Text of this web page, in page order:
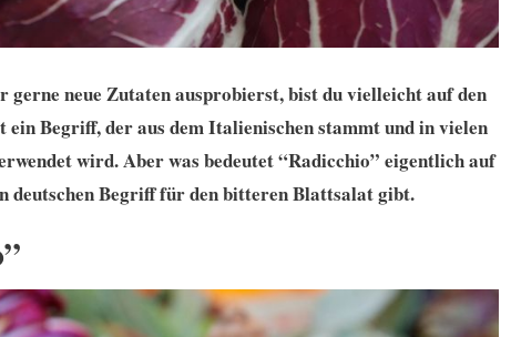
neue Zutaten ausprobierst, bist du vielleicht auf den
ein Begriff, der aus dem Italienischen stammt und in vielen
wird. Aber was bedeutet “Radicchio” eigentlich auf
deutschen Begriff für den bitteren Blattsalat gibt.